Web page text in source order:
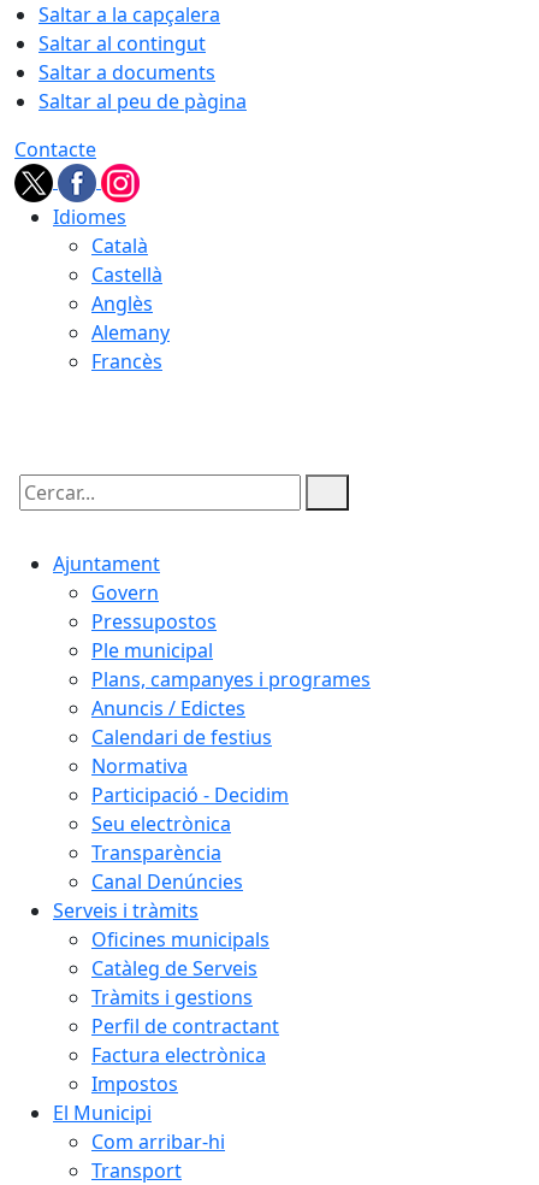
Saltar a la capçalera
Saltar al contingut
Saltar a documents
Saltar al peu de pàgina
Contacte
Idiomes
Català
Castellà
Anglès
Alemany
Francès
Cercar:
Ajuntament
Govern
Pressupostos
Ple municipal
Plans, campanyes i programes
Anuncis / Edictes
Calendari de festius
Normativa
Participació - Decidim
Seu electrònica
Transparència
Canal Denúncies
Serveis i tràmits
Oficines municipals
Catàleg de Serveis
Tràmits i gestions
Perfil de contractant
Factura electrònica
Impostos
El Municipi
Com arribar-hi
Transport